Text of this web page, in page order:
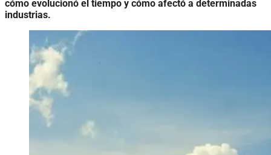
cómo evolucionó el tiempo y cómo afectó a determinadas
industrias.